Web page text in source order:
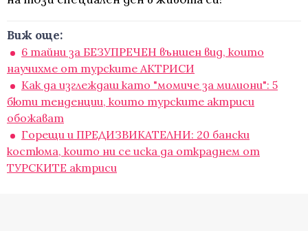
Виж още:
6 тайни за БЕЗУПРЕЧЕН външен вид, които
научихме от турските АКТРИСИ
Как да изглеждаш като "момиче за милиони": 5
бюти тенденции, които турските актриси
обожават
Горещи и ПРЕДИЗВИКАТЕЛНИ: 20 бански
костюма, които ни се иска да откраднем от
ТУРСКИТЕ актриси